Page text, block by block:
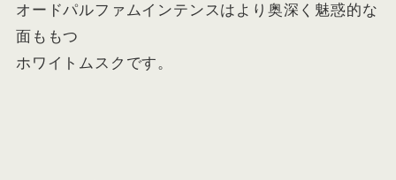
オードパルファムインテンスはより奥深く魅惑的な
面ももつ
ホワイトムスクです。